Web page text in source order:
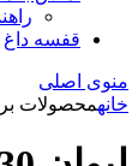
قفسه داغ
منوی اصلی
خانهمحصولات